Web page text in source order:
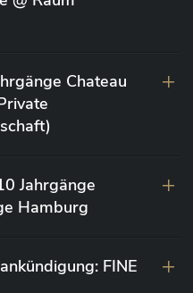
Chateau
Jahrgänge
Hamburg
FINE